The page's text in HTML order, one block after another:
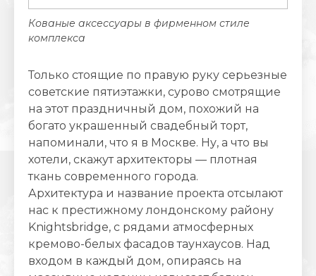
Кованые аксессуары в фирменном стиле
комплекса
Только стоящие по правую руку серьезные
советские пятиэтажки, сурово смотрящие
на этот праздничный дом, похожий на
богато украшенный свадебный торт,
напоминали, что я в Москве. Ну, а что вы
хотели, скажут архитекторы — плотная
ткань современного города.
Архитектура и название проекта отсылают
нас к престижному лондонскому району
Knightsbridge, с рядами атмосферных
кремово-белых фасадов таунхаусов. Над
входом в каждый дом, опираясь на